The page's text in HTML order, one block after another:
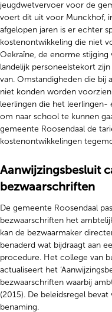
jeugdwetvervoer voor de
voert dit uit voor Munckhof,
afgelopen jaren is er echter
kostenontwikkeling die niet
Oekraïne, de enorme
landelijk personeelstekort
van. Omstandigheden die bij
niet konden worden
leerlingen die het
om naar school te kunnen
gemeente Roosendaal de
kostenontwikkelingen
Aanwijzingsbesluit
bezwaarschriften
De gemeente Roosendaal
bezwaarschriften het
kan de bezwaarmaker
benaderd wat bijdraagt aan
procedure. Het college van
actualiseert het
bezwaarschriften waarbij
(2015). De beleidsregel
benaming.